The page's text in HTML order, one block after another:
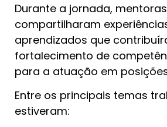
Durante a jornada,
compartilharam
aprendizados que
fortalecimento de
para a atuação em
Entre os principais temas
estiveram: